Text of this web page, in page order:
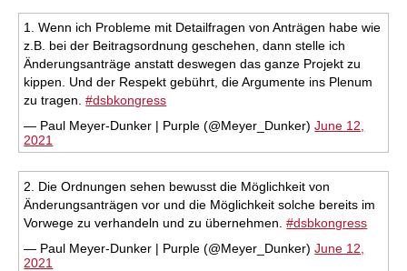
1. Wenn ich Probleme mit Detailfragen von Anträgen habe wie
z.B. bei der Beitragsordnung geschehen, dann stelle ich
Änderungsanträge anstatt deswegen das ganze Projekt zu
kippen. Und der Respekt gebührt, die Argumente ins Plenum
zu tragen.#dsbkongress
— Paul Meyer-Dunker | Purple (@Meyer_Dunker)June 12,
2021
2. Die Ordnungen sehen bewusst die Möglichkeit von
Änderungsanträgen vor und die Möglichkeit solche bereits im
Vorwege zu verhandeln und zu übernehmen.#dsbkongress
— Paul Meyer-Dunker | Purple (@Meyer_Dunker)June 12,
2021